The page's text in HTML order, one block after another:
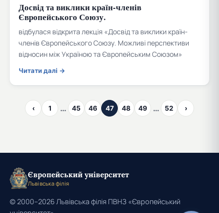
Досвід та виклики країн-членів
Європейського Союзу.
відбулася відкрита лекція «Досвід та виклики країн-
членів Європейського Союзу. Можливі перспективи
відносин між Україною та Європейським Союзом»
Читати далі →
‹ 1 … 45 46 47 48 49 … 52 ›
Європейський університет
Львівська філія
© 2000–2026 Львівська філія ПВНЗ «Європейський